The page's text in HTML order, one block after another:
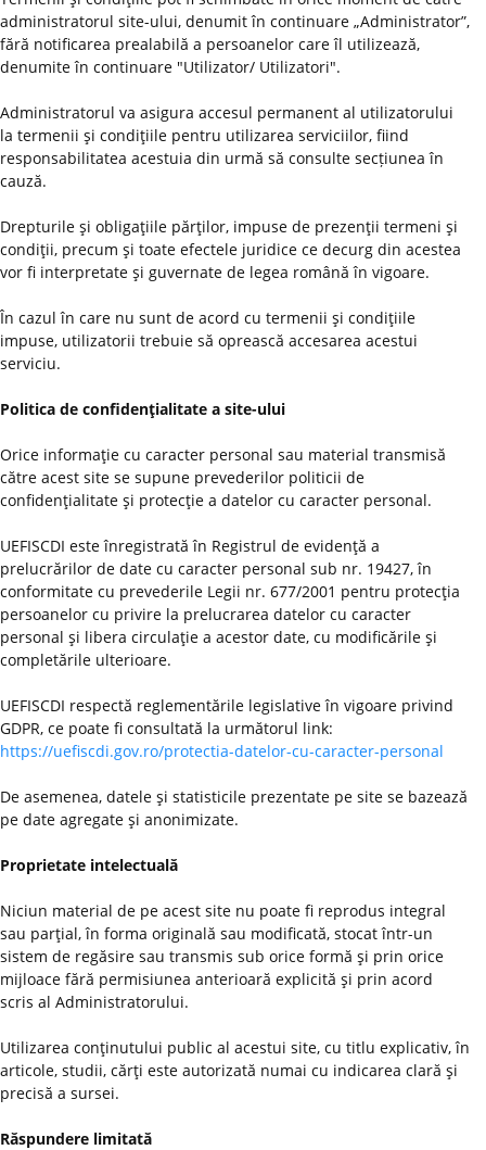
administratorul site-ului, denumit în continuare „Administrator”,
fără notificarea prealabilă a persoanelor care îl utilizează,
denumite în continuare "Utilizator/ Utilizatori".
Administratorul va asigura accesul permanent al utilizatorului
la termenii şi condiţiile pentru utilizarea serviciilor, fiind
responsabilitatea acestuia din urmă să consulte secțiunea în
cauză.
Drepturile şi obligaţiile părţilor, impuse de prezenţii termeni şi
condiţii, precum şi toate efectele juridice ce decurg din acestea
vor fi interpretate şi guvernate de legea română în vigoare.
În cazul în care nu sunt de acord cu termenii şi condiţiile
impuse, utilizatorii trebuie să oprească accesarea acestui
serviciu.
Politica de confidenţialitate a site-ului
Orice informaţie cu caracter personal sau material transmisă
către acest site se supune prevederilor politicii de
confidenţialitate şi protecţie a datelor cu caracter personal.
UEFISCDI este înregistrată în Registrul de evidenţă a
prelucrărilor de date cu caracter personal sub nr. 19427, în
conformitate cu prevederile Legii nr. 677/2001 pentru protecţia
persoanelor cu privire la prelucrarea datelor cu caracter
personal şi libera circulaţie a acestor date, cu modificările şi
completările ulterioare.
UEFISCDI respectă reglementările legislative în vigoare privind
GDPR, ce poate fi consultată la următorul link:
https://uefiscdi.gov.ro/protectia-datelor-cu-caracter-personal
De asemenea, datele şi statisticile prezentate pe site se bazează
pe date agregate şi anonimizate.
Proprietate intelectuală
Niciun material de pe acest site nu poate fi reprodus integral
sau parţial, în forma originală sau modificată, stocat într-un
sistem de regăsire sau transmis sub orice formă şi prin orice
mijloace fără permisiunea anterioară explicită şi prin acord
scris al Administratorului.
Utilizarea conţinutului public al acestui site, cu titlu explicativ, în
articole, studii, cărţi este autorizată numai cu indicarea clară şi
precisă a sursei.
Răspundere limitată